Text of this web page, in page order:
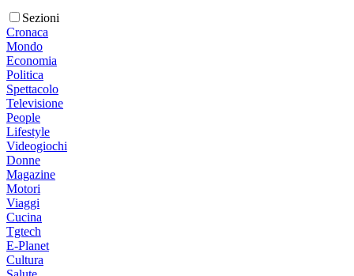
Sezioni
Cronaca
Mondo
Economia
Politica
Spettacolo
Televisione
People
Lifestyle
Videogiochi
Donne
Magazine
Motori
Viaggi
Cucina
Tgtech
E-Planet
Cultura